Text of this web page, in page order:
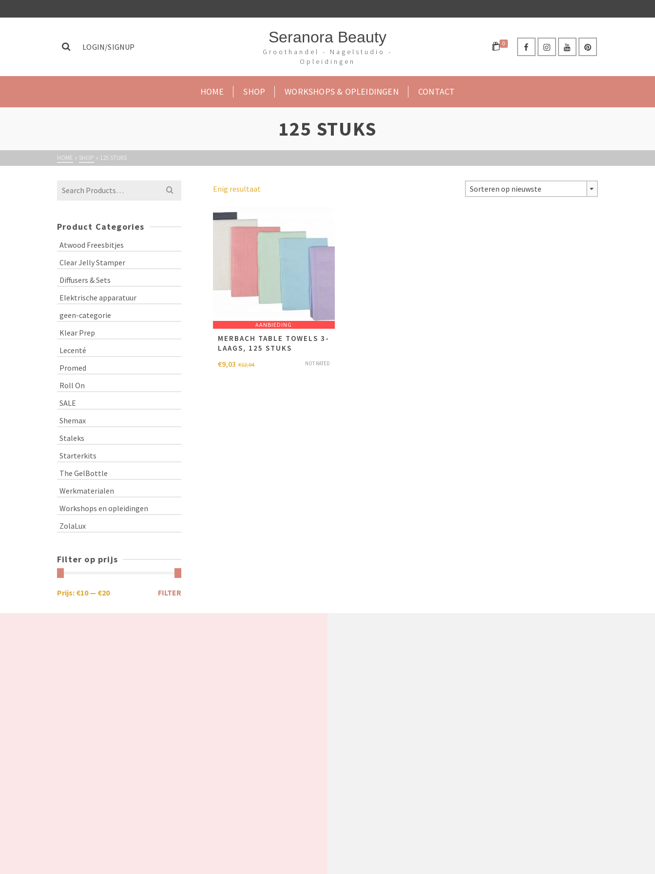
LOGIN/SIGNUP
Seranora Beauty
Groothandel - Nagelstudio -
Opleidingen
0
HOME SHOP WORKSHOPS & OPLEIDINGEN CONTACT
125 STUKS
HOME » SHOP » 125 STUKS
Enig resultaat Sorteren op nieuwste
AANBIEDING
MERBACH TABLE TOWELS 3-
LAAGS, 125 STUKS
NOT RATED
€12,04
€9,03
Product Categories
Atwood Freesbitjes
Clear Jelly Stamper
Diffusers & Sets
Elektrische apparatuur
geen-categorie
Klear Prep
Lecenté
Promed
Roll On
SALE
Shemax
Staleks
Starterkits
The GelBottle
Werkmaterialen
Workshops en opleidingen
ZolaLux
Filter op prijs
FILTER
Prijs: €10— €20